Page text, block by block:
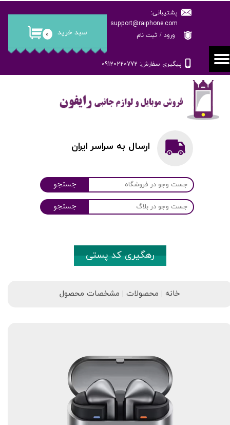
پشتیبانی:
support@raiphone.com
پیگیری سفارش: 09120220772
۰ سبد خرید ورود / ثبت نام
حساب کاربری من
تغییر گذر واژه
سفارشات
خروج از حساب کاربری
جستجو
جستجو
ارسال به سراسر ایران
رهگیری کد پستی
خانه | محصولات | مشخصات محصول